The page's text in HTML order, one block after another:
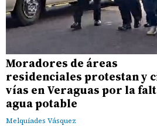
Moradores de áreas
residenciales protestan y
vías en Veraguas por la
agua potable
Melquíades Vásquez